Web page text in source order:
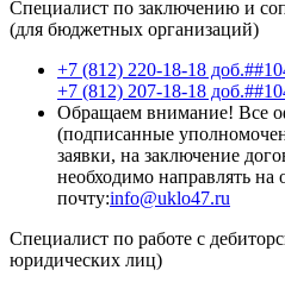
Специалист по заключению и
(для бюджетных организаций)
+7 (812) 220-18-18
+7 (812) 207-18-18
Обращаем внимание! Все
(подписанные
заявки, на заключение
необходимо направлять
почту:info@uklo47.ru
Специалист по работе с
юридических лиц)